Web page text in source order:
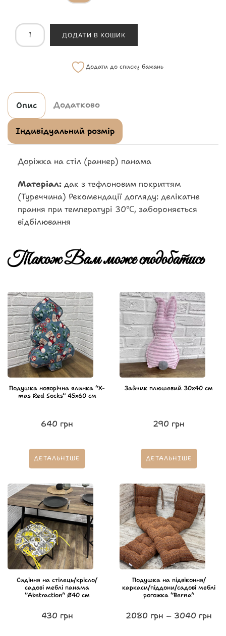
ДОДАТИ В КОШИК
Додати до списку бажань
Опис Додатково
Індивідуальний розмір
Доріжка на стіл (раннер) панама
Матеріал: дак з тефлоновим покриттям
(Туреччина) Рекомендації догляду: делікатне
прання при температурі 30℃, забороняється
відбілювання
Також Вам може сподобатись
Подушка новорічна ялинка “X-
mas Red Socks” 45х60 см
640 грн
ДЕТАЛЬНІШЕ
Зайчик плюшевий 30х40 см
290 грн
ДЕТАЛЬНІШЕ
Сидіння на стілець/крісло/
садові меблі панама
“Abstraction” Ø40 см
430 грн
Подушка на підвіконня/
каркаси/піддони/садові меблі
рогожка “Berna”
2080 грн – 3040 грн